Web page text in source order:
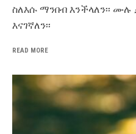
ስለእሱ ማንበብ እንችላለን፡፡
እናገኛለን፡፡
READ MORE